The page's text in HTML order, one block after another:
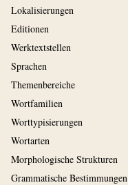
Lokalisierungen
Editionen
Werktextstellen
Sprachen
Themenbereiche
Wortfamilien
Worttypisierungen
Wortarten
Morphologische Strukturen
Grammatische Bestimmungen